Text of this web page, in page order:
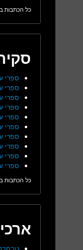
כל הכתבות
ספרי
ספרי
ספרי
ספרי
ספרי
ספרי
ספרי
ספרי
ספרי
ספרי
כל הכתבות
נובמבר